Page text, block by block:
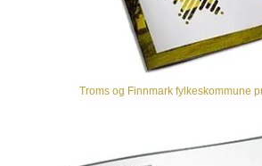
Troms og Finnmark fylkeskommune